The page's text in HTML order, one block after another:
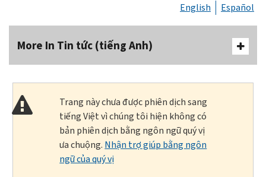
English Español
More In Tin tức (tiếng Anh)
Trang này chưa được phiên dịch sang
tiếng Việt vì chúng tôi hiện không có
bản phiên dịch bằng ngôn ngữ quý vị
ưa chuộng. Nhận trợ giúp bằng ngôn
ngữ của quý vị